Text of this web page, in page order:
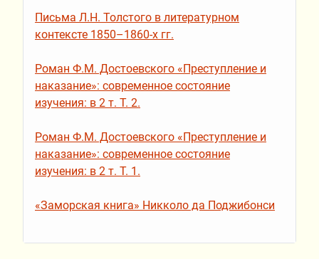
Письма Л.Н. Толстого в литературном
контексте 1850–1860-х гг.
Роман Ф.М. Достоевского «Преступление и
наказание»: современное состояние
изучения: в 2 т. Т. 2.
Роман Ф.М. Достоевского «Преступление и
наказание»: современное состояние
изучения: в 2 т. Т. 1.
«Заморская книга» Никколо да Поджибонси